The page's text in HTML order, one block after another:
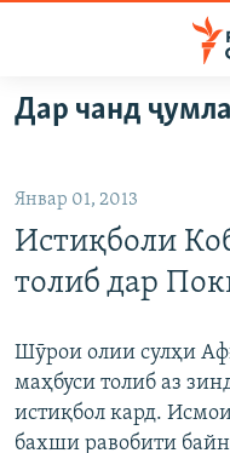
Ҷаҳиш
ба
аслӣ
Ҷаҳиш
ба
феҳристи
Ҷаҳиш
ҷустор
ГӮШАҲО
ҚАЗИЯИ "КРОКУС"
ОСИЁИ МАРКАЗӢ
ФАРҲАНГ
МЕҲМОНИ ОЗОДӢ
РӮЗГОРИ МУҲОҶИР
САЛОМ, ХОҲАР
ТАҲҚИҚОТ
ҶАНГ ДАР УКРАИНА
НАЗАРИ МАРДУМ
БЛОГИСТОН
ЧАНДРАСОНАӢ
Дар чанд ҷумла
Январ 01, 2013
Истиқболи
толиб дар
Шӯрои олии сулҳи
маҳбуси толиб аз
истиқбол кард.
бахши равобити